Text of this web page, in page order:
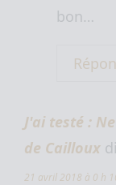
bon…
J'ai testé :
de Cailloux
21 avril 2018 à 0 h